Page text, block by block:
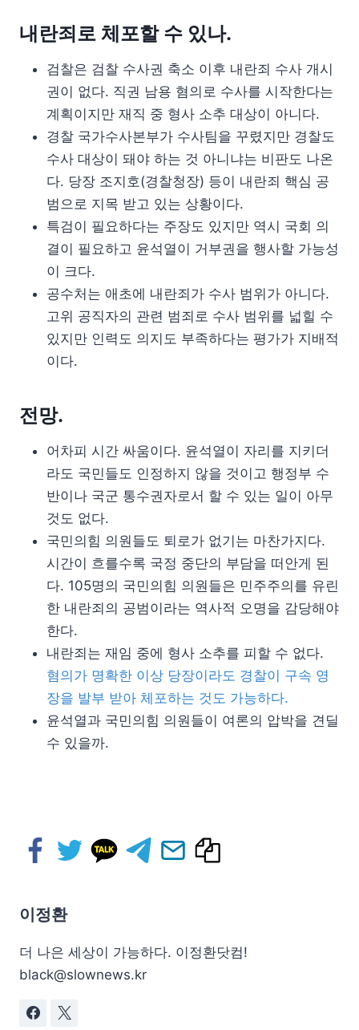
내란죄로 체포할 수 있나.
검찰은 검찰 수사권 축소 이후 내란죄 수사 개시
권이 없다. 직권 남용 혐의로 수사를 시작한다는
계획이지만 재직 중 형사 소추 대상이 아니다.
경찰 국가수사본부가 수사팀을 꾸렸지만 경찰도
수사 대상이 돼야 하는 것 아니냐는 비판도 나온
다. 당장 조지호(경찰청장) 등이 내란죄 핵심 공
범으로 지목 받고 있는 상황이다.
특검이 필요하다는 주장도 있지만 역시 국회 의
결이 필요하고 윤석열이 거부권을 행사할 가능성
이 크다.
공수처는 애초에 내란죄가 수사 범위가 아니다.
고위 공직자의 관련 범죄로 수사 범위를 넓힐 수
있지만 인력도 의지도 부족하다는 평가가 지배적
이다.
전망.
어차피 시간 싸움이다. 윤석열이 자리를 지키더
라도 국민들도 인정하지 않을 것이고 행정부 수
반이나 국군 통수권자로서 할 수 있는 일이 아무
것도 없다.
국민의힘 의원들도 퇴로가 없기는 마찬가지다.
시간이 흐를수록 국정 중단의 부담을 떠안게 된
다. 105명의 국민의힘 의원들은 민주주의를 유린
한 내란죄의 공범이라는 역사적 오명을 감당해야
한다.
내란죄는 재임 중에 형사 소추를 피할 수 없다.
혐의가 명확한 이상 당장이라도 경찰이 구속 영
장을 발부 받아 체포하는 것도 가능하다.
윤석열과 국민의힘 의원들이 여론의 압박을 견딜
수 있을까.
이정환
더 나은 세상이 가능하다. 이정환닷컴!
black@slownews.kr